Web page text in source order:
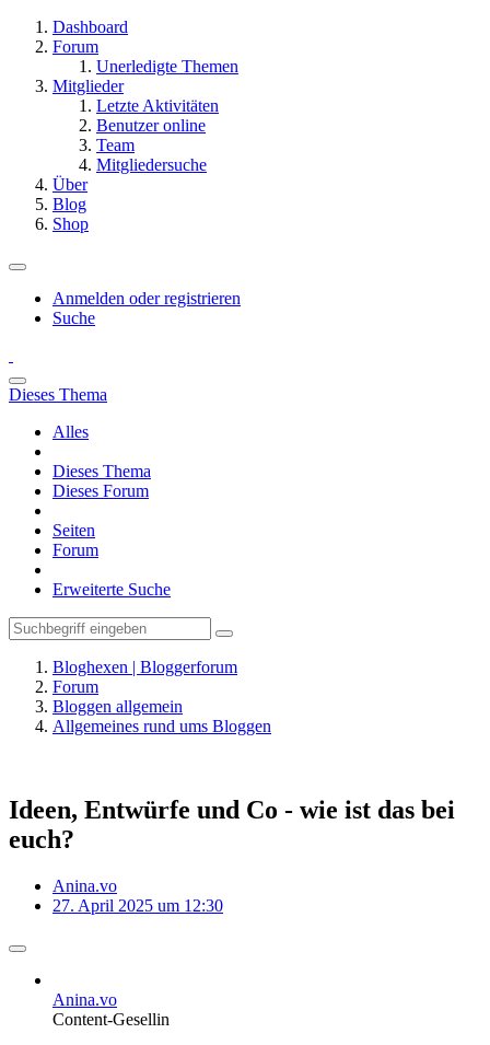
Dashboard
Forum
Unerledigte Themen
Mitglieder
Letzte Aktivitäten
Benutzer online
Team
Mitgliedersuche
Über
Blog
Shop
Anmelden oder registrieren
Suche
Dieses Thema
Alles
Dieses Thema
Dieses Forum
Seiten
Forum
Erweiterte Suche
Bloghexen | Bloggerforum
Forum
Bloggen allgemein
Allgemeines rund ums Bloggen
Ideen, Entwürfe und Co - wie ist das bei
euch?
Anina.vo
27. April 2025 um 12:30
Anina.vo
Content-Gesellin